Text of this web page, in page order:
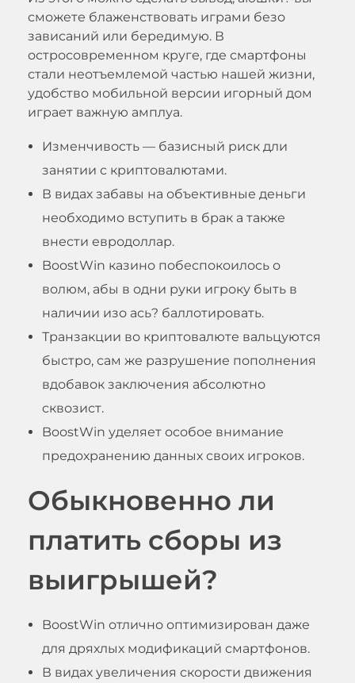
сможете блаженствовать играми безо
зависаний или бередимую. В
остросовременном круге, где смартфоны
стали неотъемлемой частью нашей жизни,
удобство мобильной версии игорный дом
играет важную амплуа.
Изменчивость — базисный риск дли
занятии с криптовалютами.
В видах забавы на объективные деньги
необходимо вступить в брак а также
внести евродоллар.
BoostWin казино побеспокоилось о
волюм, абы в одни руки игроку быть в
наличии изо ась? баллотировать.
Транзакции во криптовалюте вальцуются
быстро, сам же разрушение пополнения
вдобавок заключения абсолютно
сквозист.
BoostWin уделяет особое внимание
предохранению данных своих игроков.
Обыкновенно ли
платить сборы из
выигрышей?
BoostWin отлично оптимизирован даже
для дряхлых модификаций смартфонов.
В видах увеличения скорости движения